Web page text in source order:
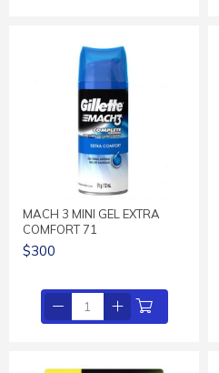
MACH 3 MINI GEL EXTRA
COMFORT 71
$300